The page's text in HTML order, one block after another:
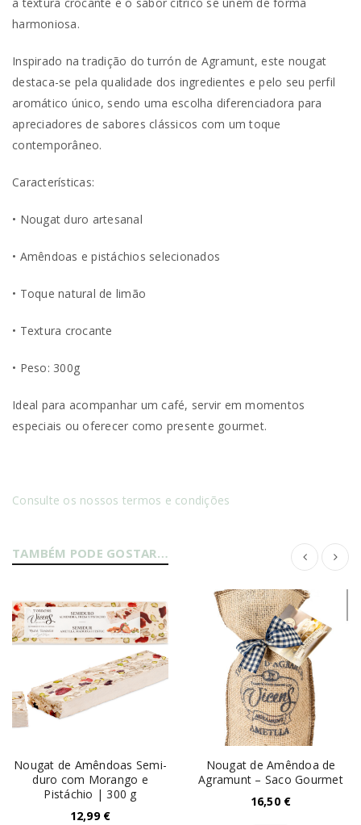
harmoniosa.
Inspirado na tradição do turrón de Agramunt, este nougat
destaca-se pela qualidade dos ingredientes e pelo seu perfil
aromático único, sendo uma escolha diferenciadora para
apreciadores de sabores clássicos com um toque
contemporâneo.
Características:
• Nougat duro artesanal
• Amêndoas e pistáchios selecionados
• Toque natural de limão
• Textura crocante
• Peso: 300g
Ideal para acompanhar um café, servir em momentos
especiais ou oferecer como presente gourmet.
Consulte os nossos termos e condições
TAMBÉM PODE GOSTAR…
Nougat de Amêndoas Semi-
duro com Morango e
Pistáchio | 300 g
12,99 €
Nougat de Amêndoa de
Agramunt – Saco Gourmet
16,50 €